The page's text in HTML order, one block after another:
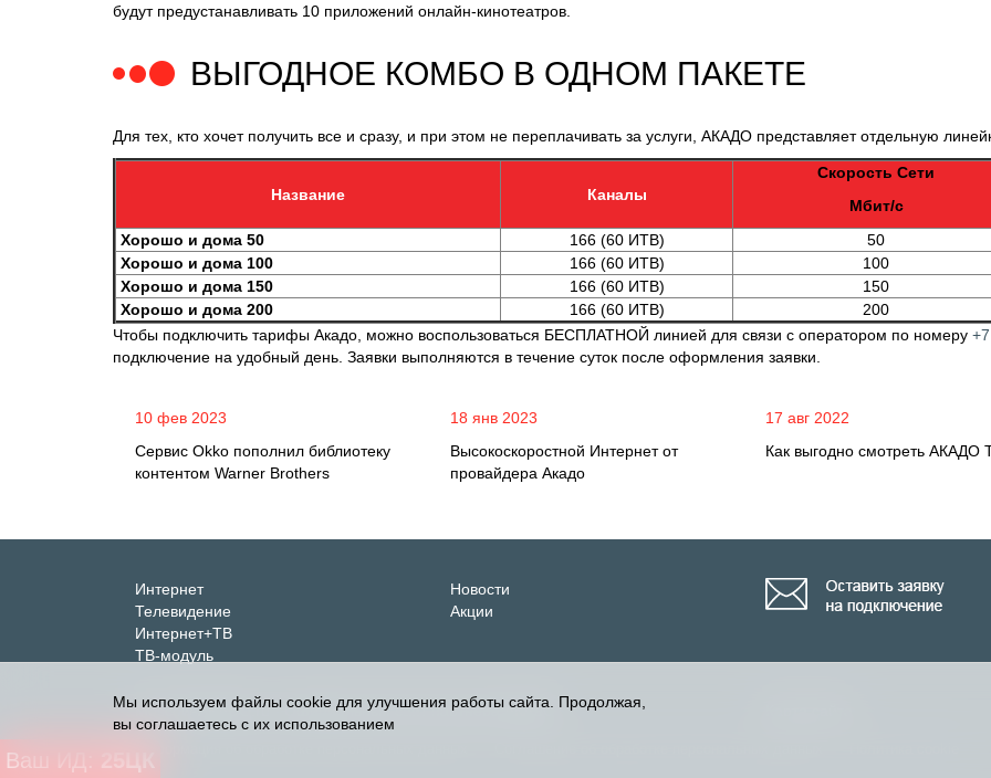
будут предустанавливать 10 приложений онлайн-кинотеатров.
ВЫГОДНОЕ КОМБО В ОДНОМ ПАКЕТЕ
Для тех, кто хочет получить все и сразу, и при этом не переплачивать за услуги, АКАДО представляет отдельную
Название Каналы
Скорость Сети
Мбит/с
Хорошо и дома 50
166 (60 ИТВ)
50
Хорошо и дома 100
166 (60 ИТВ)
100
Хорошо и дома 150
166 (60 ИТВ)
150
Хорошо и дома 200
166 (60 ИТВ)
200
Чтобы подключить тарифы Акадо, можно воспользоваться БЕСПЛАТНОЙ линией для связи с оператором по номеру
подключение на удобный день. Заявки выполняются в течение суток после оформления заявки.
10 фев 2023
Сервис Okko пополнил библиотеку
контентом Warner Brothers
18 янв 2023
Высокоскоростной Интернет от
провайдера Акадо
17 авг 2022
Как выгодно смотреть АКАДО
Интернет
Телевидение
Интернет+ТВ
ТВ-модуль
Новости
Акции
Moscow-AKADO.ru - Официальный сайт партнера АКАДО
Мы используем файлы cookie для улучшения работы сайта. Продолжая,
вы соглашаетесь с их использованием
Ваш ИД: